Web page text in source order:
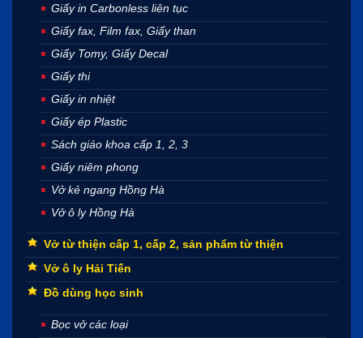
Giấy in Carbonless liên tục
Giấy fax, Film fax, Giấy than
Giấy Tomy, Giấy Decal
Giấy thi
Giấy in nhiệt
Giấy ép Plastic
Sách giáo khoa cấp 1, 2, 3
Giấy niêm phong
Vở kẻ ngang Hồng Hà
Vở ô ly Hồng Hà
Vở từ thiện cấp 1, cấp 2, sản phẩm từ thiện
Vở ô ly Hải Tiến
Đồ dùng học sinh
Bọc vở các loại